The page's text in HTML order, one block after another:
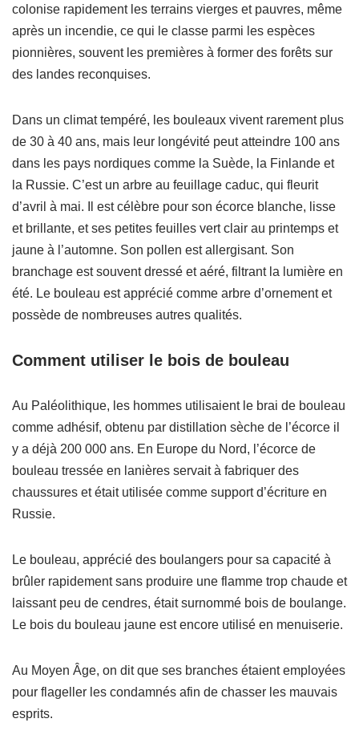
colonise rapidement les terrains vierges et pauvres, même
après un incendie, ce qui le classe parmi les espèces
pionnières, souvent les premières à former des forêts sur
des landes reconquises.
Dans un climat tempéré, les bouleaux vivent rarement plus
de 30 à 40 ans, mais leur longévité peut atteindre 100 ans
dans les pays nordiques comme la Suède, la Finlande et
la Russie. C’est un arbre au feuillage caduc, qui fleurit
d’avril à mai. Il est célèbre pour son écorce blanche, lisse
et brillante, et ses petites feuilles vert clair au printemps et
jaune à l’automne. Son pollen est allergisant. Son
branchage est souvent dressé et aéré, filtrant la lumière en
été. Le bouleau est apprécié comme arbre d’ornement et
possède de nombreuses autres qualités.
Comment utiliser le bois de bouleau
Au Paléolithique, les hommes utilisaient le brai de bouleau
comme adhésif, obtenu par distillation sèche de l’écorce il
y a déjà 200 000 ans. En Europe du Nord, l’écorce de
bouleau tressée en lanières servait à fabriquer des
chaussures et était utilisée comme support d’écriture en
Russie.
Le bouleau, apprécié des boulangers pour sa capacité à
brûler rapidement sans produire une flamme trop chaude et
laissant peu de cendres, était surnommé bois de boulange.
Le bois du bouleau jaune est encore utilisé en menuiserie.
Au Moyen Âge, on dit que ses branches étaient employées
pour flageller les condamnés afin de chasser les mauvais
esprits.